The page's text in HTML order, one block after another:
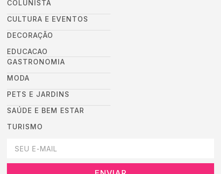
COLUNISTA
CULTURA E EVENTOS
DECORAÇÃO
EDUCACAO
GASTRONOMIA
MODA
PETS E JARDINS
SAÚDE E BEM ESTAR
TURISMO